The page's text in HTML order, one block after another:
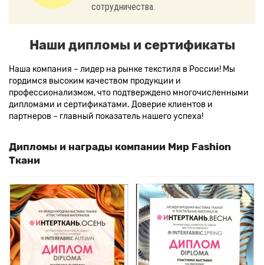
сотрудничества.
Наши дипломы и сертификаты
Наша компания – лидер на рынке текстиля в России! Мы
гордимся высоким качеством продукции и
профессионализмом, что подтверждено многочисленными
дипломами и сертификатами. Доверие клиентов и
партнеров – главный показатель нашего успеха!
Дипломы и награды компании Мир Fashion
Ткани